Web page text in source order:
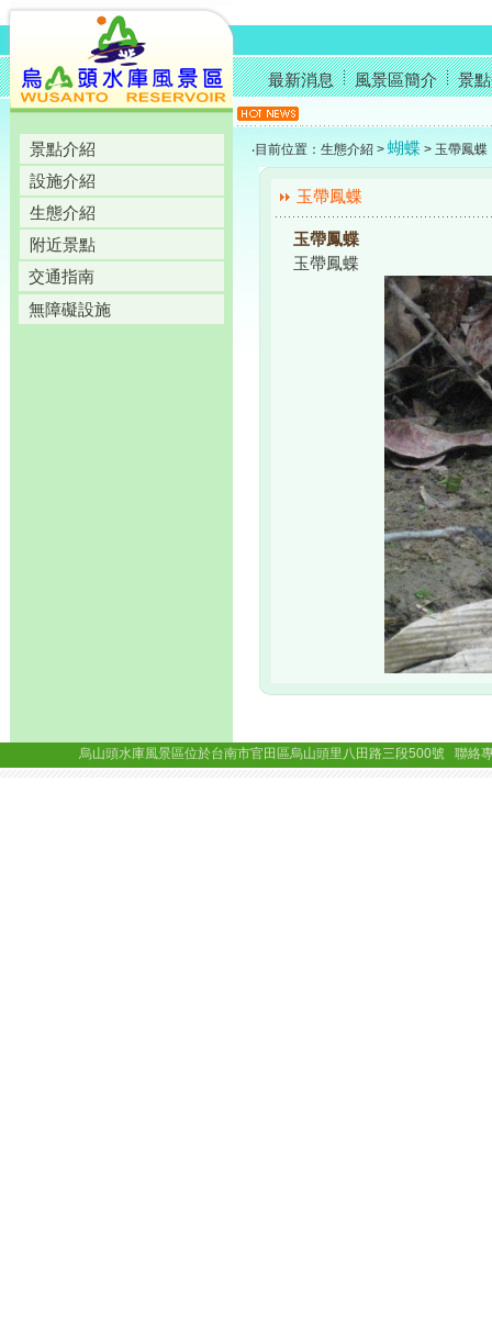
景點介紹
設施介紹
生態介紹
附近景點
交通指南
無障礙設施
最新消息 風景區簡介 景
‧目前位置：生態介紹 > 蝴蝶 > 玉帶鳳蝶
玉帶鳳蝶
玉帶鳳蝶
玉帶鳳蝶
烏山頭水庫風景區位於台南市官田區烏山頭里八田路三段500號 聯